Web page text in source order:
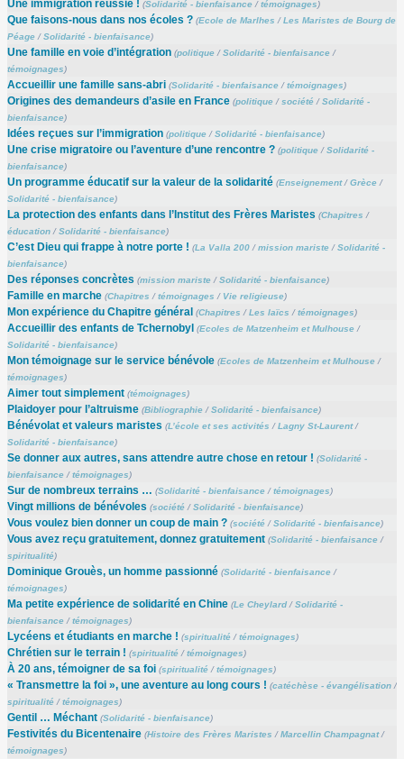
Une immigration réussie ! (Solidarité - bienfaisance/témoignages)
Que faisons-nous dans nos écoles ? (Ecole de Marlhes /Les Maristes de Bourg de
Péage/Solidarité - bienfaisance)
Une famille en voie d’intégration (politique/Solidarité - bienfaisance/
témoignages)
Accueillir une famille sans-abri (Solidarité - bienfaisance/témoignages)
Origines des demandeurs d’asile en France (politique/société/Solidarité -
bienfaisance)
Idées reçues sur l’immigration (politique/Solidarité - bienfaisance)
Une crise migratoire ou l’aventure d’une rencontre ? (politique/Solidarité -
bienfaisance)
Un programme éducatif sur la valeur de la solidarité (Enseignement/Grèce/
Solidarité - bienfaisance)
La protection des enfants dans l’Institut des Frères Maristes (Chapitres /
éducation/Solidarité - bienfaisance)
C’est Dieu qui frappe à notre porte ! (La Valla 200/mission mariste/Solidarité -
bienfaisance)
Des réponses concrètes (mission mariste/Solidarité - bienfaisance)
Famille en marche (Chapitres /témoignages / Vie religieuse)
Mon expérience du Chapitre général (Chapitres /Les laïcs /témoignages)
Accueillir des enfants de Tchernobyl (Ecoles de Matzenheim et Mulhouse/
Solidarité - bienfaisance)
Mon témoignage sur le service bénévole (Ecoles de Matzenheim et Mulhouse/
témoignages)
Aimer tout simplement (témoignages)
Plaidoyer pour l’altruisme (Bibliographie/Solidarité - bienfaisance)
Bénévolat et valeurs maristes (L’école et ses activités /Lagny St-Laurent/
Solidarité - bienfaisance)
Se donner aux autres, sans attendre autre chose en retour ! (Solidarité -
bienfaisance/témoignages)
Sur de nombreux terrains … (Solidarité - bienfaisance/témoignages)
Vingt millions de bénévoles (société/Solidarité - bienfaisance)
Vous voulez bien donner un coup de main ? (société/Solidarité - bienfaisance)
Vous avez reçu gratuitement, donnez gratuitement (Solidarité - bienfaisance/
spiritualité)
Dominique Grouès, un homme passionné (Solidarité - bienfaisance/
témoignages)
Ma petite expérience de solidarité en Chine (Le Cheylard/Solidarité -
bienfaisance/témoignages)
Lycéens et étudiants en marche ! (spiritualité/témoignages)
Chrétien sur le terrain ! (spiritualité/témoignages)
À 20 ans, témoigner de sa foi (spiritualité/témoignages)
« Transmettre la foi », une aventure au long cours ! (catéchèse - évangélisation/
spiritualité/témoignages)
Gentil … Méchant (Solidarité - bienfaisance)
Festivités du Bicentenaire (Histoire des Frères Maristes /Marcellin Champagnat/
témoignages)